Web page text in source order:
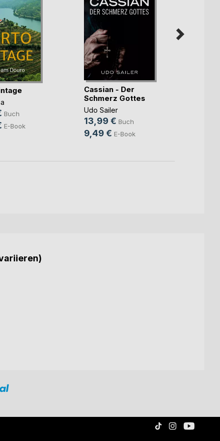
Buch
E-Book
Cassian - Der
Schmerz Gottes
Udo Sailer
13,99 € Buch
9,49 € E-Book